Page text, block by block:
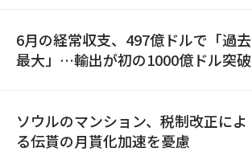
6月の経常収支、497億ドルで「過去
最大」…輸出が初の1000億ドル突破
ソウルのマンション、税制改正によ
る伝貰の月貰化加速を憂慮